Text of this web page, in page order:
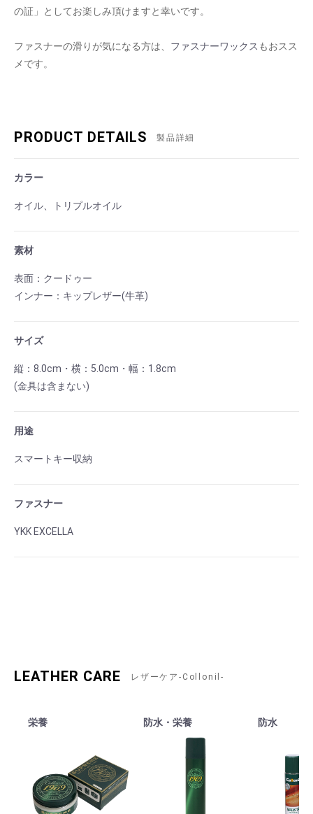
の証」としてお楽しみ頂けますと幸いです。
ファスナーの滑りが気になる方は、 ファスナーワックス もおスス
メです。
PRODUCT DETAILS 製品詳細
カラー
オイル、トリプルオイル
素材
表面：クードゥー
インナー：キップレザー(牛革)
サイズ
縦：8.0cm・横：5.0cm・幅：1.8cm
(金具は含まない)
用途
スマートキー収納
ファスナー
YKK EXCELLA
LEATHER CARE レザーケア-Collonil-
栄養 防水・栄養 防水